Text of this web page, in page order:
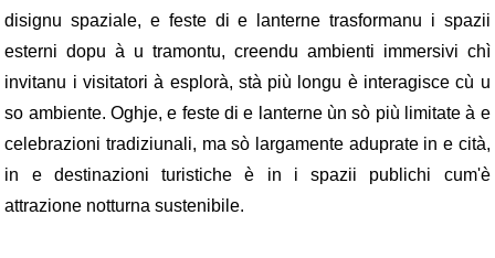
disignu spaziale, e feste di e lanterne trasformanu i spazii
esterni dopu à u tramontu, creendu ambienti immersivi chì
invitanu i visitatori à esplorà, stà più longu è interagisce cù u
so ambiente. Oghje, e feste di e lanterne ùn sò più limitate à e
celebrazioni tradiziunali, ma sò largamente aduprate in e cità,
in e destinazioni turistiche è in i spazii publichi cum'è
attrazione notturna sustenibile.